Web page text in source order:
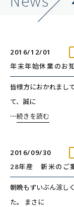
2016/12/01
年末年始休業のお
皆様方におかれまし
て、誠に
⋯続きを読む
2016/09/30
28年産 新米のご
朝晩もずいぶん涼し
た。 まさに